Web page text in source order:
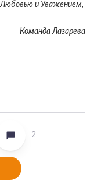
и Уважением,
Команда Лазарева
2